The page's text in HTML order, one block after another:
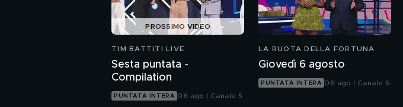
PROSSIMO VIDEO
TIM BATTITI LIVE
Sesta puntata -
Compilation
PUNTATA INTERA 06 ago | Canale 5
LA RUOTA DELLA FORTUNA
Giovedì 6 agosto
PUNTATA INTERA 06 ago | Canale 5